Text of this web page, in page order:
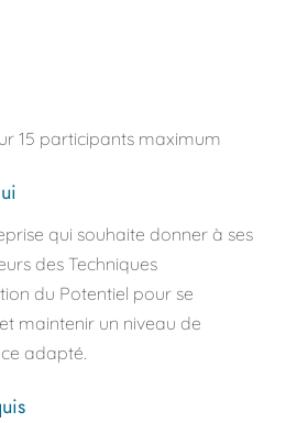
15 participants maximum
qui souhaite donner à ses
des Techniques
du Potentiel pour se
maintenir un niveau de
adapté.